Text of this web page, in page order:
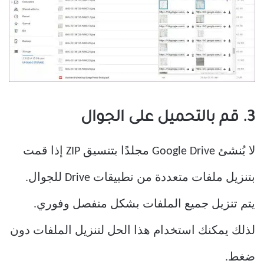
3. قم بالتحميل على الجوال
لا يُنشئ Google Drive مجلدًا بتنسيق ZIP إذا قمت
بتنزيل ملفات متعددة من تطبيقات Drive للجوال.
يتم تنزيل جميع الملفات بشكل منفصل وفوري.
لذلك يمكنك استخدام هذا الحل لتنزيل الملفات دون
ضغط.